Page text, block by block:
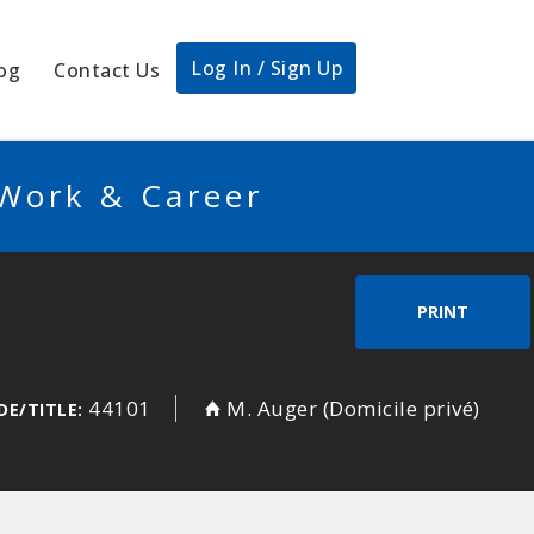
Contact Us Log In / Sign Up
& Career
PRINT
TITLE: 44101 M. Auger (Domicile privé)